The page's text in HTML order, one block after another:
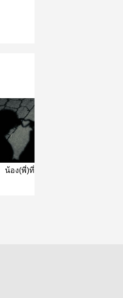
น้อง(พี่)ที่รัก |